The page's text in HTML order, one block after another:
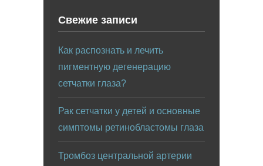
Свежие записи
Как распознать и лечить
пигментную дегенерацию
сетчатки глаза?
Рак сетчатки у детей и основные
симптомы ретинобластомы глаза
Тромбоз центральной артерии